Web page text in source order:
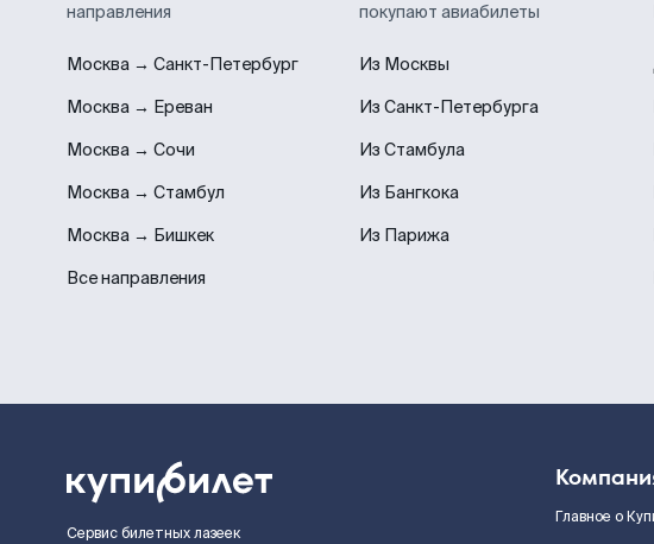
направления
Москва → Санкт-Петербург
Москва → Ереван
Москва → Сочи
Москва → Стамбул
Москва → Бишкек
Все направления
покупают авиабилеты
Из Москвы
Из Санкт-Петербурга
Из Стамбула
Из Бангкока
Из Парижа
Сервис билетных лазеек
Главное о